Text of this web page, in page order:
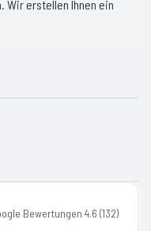
Wir erstellen Ihnen ein
Bewertungen 4.6 (132)